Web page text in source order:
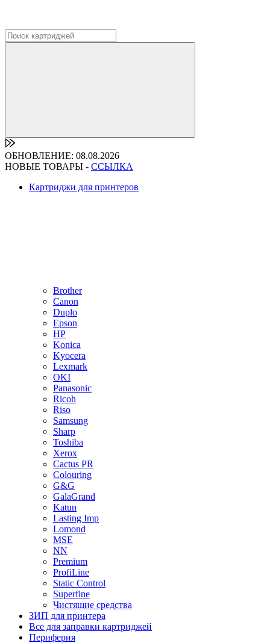
ОБНОВЛЕНИЕ: 08.08.2026
НОВЫЕ ТОВАРЫ - ССЫЛКА
Картриджи для принтеров
Brother
Canon
Duplo
Epson
HP
Konica
Kyocera
Lexmark
OKI
Panasonic
Ricoh
Riso
Samsung
Sharp
Toshiba
Xerox
Cactus PR
Colouring
G&G
GalaGrand
Katun
Lasting Imp
Lomond
MSE
NN
Premium
ProfiLine
Static Control
Superfine
Чистящие средства
ЗИП для принтера
Все для заправки картриджей
Периферия